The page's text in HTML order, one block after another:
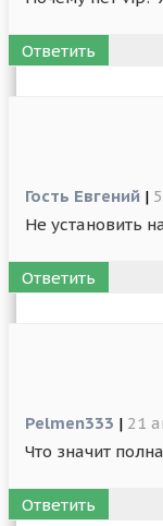
Ответить
Гость Евгений |
Не установить
Ответить
Pelmen333 | 21
Что значит
Ответить